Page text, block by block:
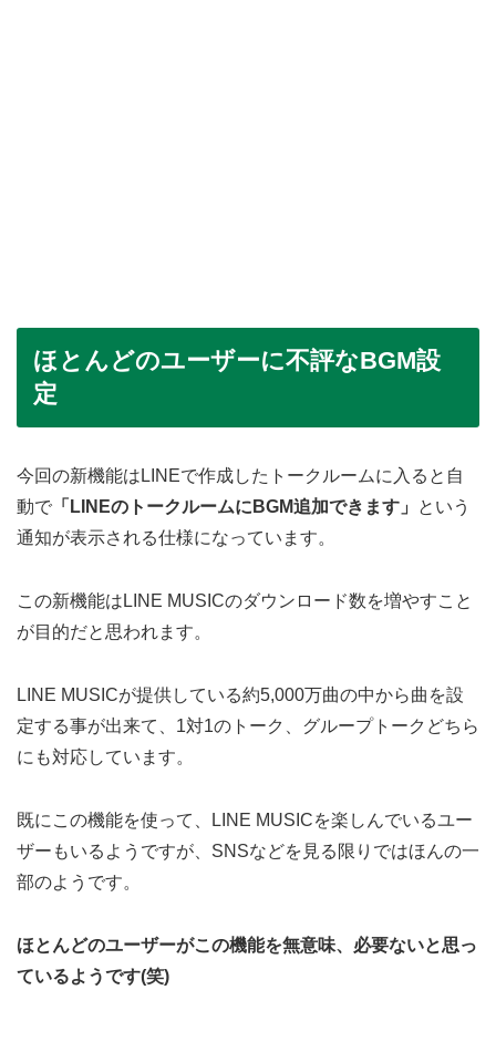
ほとんどのユーザーに不評なBGM設
定
今回の新機能はLINEで作成したトークルームに入ると自
動で 「LINEのトークルームにBGM追加できます」
という
通知が表示される仕様になっています。
この新機能はLINE MUSICのダウンロード数を増やすこと
が目的だと思われます。
LINE MUSICが提供している約5,000万曲の中から曲を設
定する事が出来て、1対1のトーク、グループトークどちら
にも対応しています。
既にこの機能を使って、LINE MUSICを楽しんでいるユー
ザーもいるようですが、SNSなどを見る限りではほんの一
部のようです。
ほとんどのユーザーがこの機能を無意味、必要ないと思っ
ているようです(笑)